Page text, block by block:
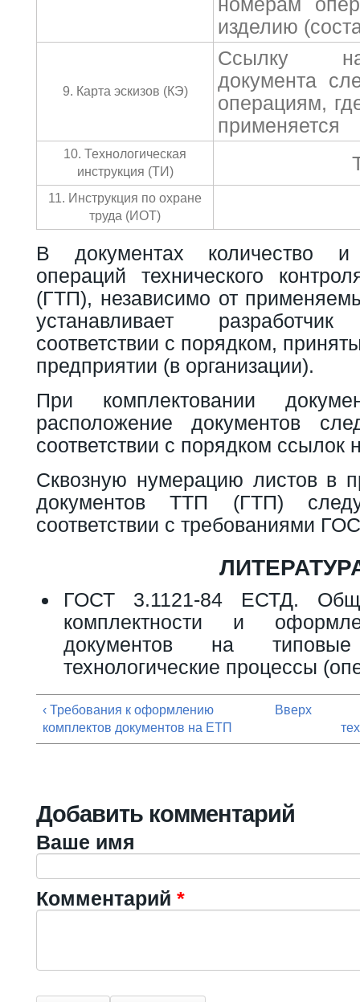
изделию
9. Карта эскизов (КЭ)
Ссылку
документа
операциям,
применяется
10. Технологическая
инструкция (ТИ)
11. Инструкция по охране
труда (ИОТ)
В документах количество
операций технического
(ГТП), независимо от
устанавливает
соответствии с порядком,
предприятии (в организации).
При комплектовании
расположение документов
соответствии с порядком ссылок
Сквозную нумерацию листов в
документов ТТП (ГТП)
соответствии с требованиями
ГОСТ 3.1121-84 ЕСТД.
комплектности и
документов на
технологические процессы
‹ Требования к оформлению
комплектов документов на ЕТП
Вверх
Добавить комментарий
Ваше имя
Комментарий *